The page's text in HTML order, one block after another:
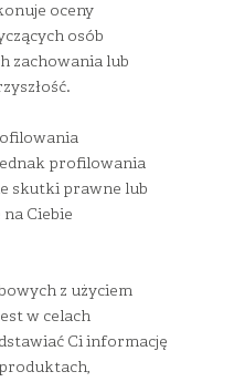
oceny
osób
zachowania lub
profilowania
skutki prawne lub
Ciebie
z użyciem
w celach
Ci informację